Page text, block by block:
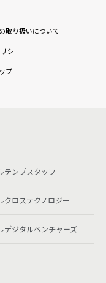
取り扱いについて
シー
プ
テンプスタッフ
クロステクノロジー
デジタルベンチャーズ